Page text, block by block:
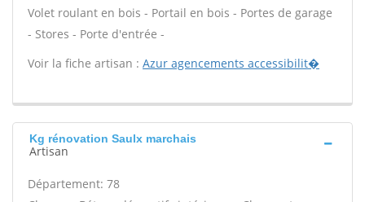
Volet roulant en bois - Portail en bois - Portes de garage
- Stores - Porte d'entrée -
Voir la fiche artisan : Azur agencements accessibilit�
Kg rénovation Saulx marchais
Artisan
Département: 78